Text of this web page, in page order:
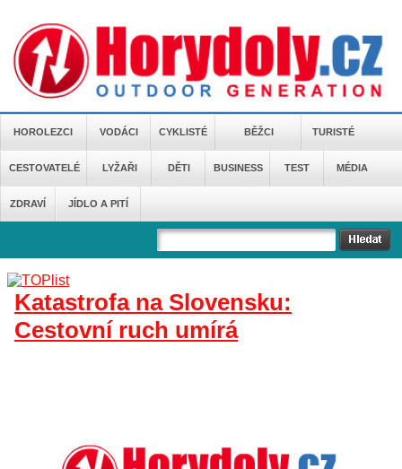
HOROLEZCI VODÁCI CYKLISTÉ BĚŽCI TURISTÉ
CESTOVATELÉ LYŽAŘI DĚTI BUSINESS TEST MÉDIA
ZDRAVÍ JÍDLO A PITÍ
Katastrofa na Slovensku:
Cestovní ruch umírá